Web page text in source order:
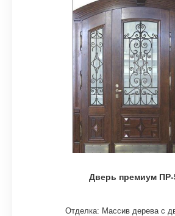
Дверь премиум ПР-
Отделка: Массив дерева с